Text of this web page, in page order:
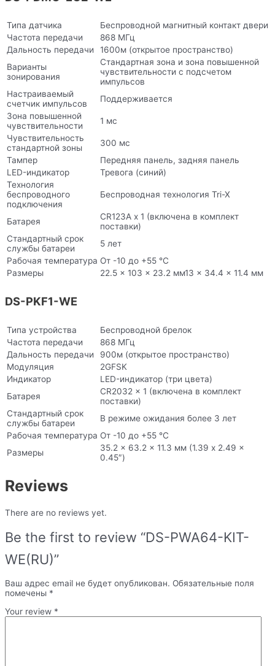
Типа датчика
Беспроводной магнитный контакт двери
Частота передачи
868 МГц
Дальность передачи
1600м (открытое пространство)
Варианты
зонирования
Стандартная зона и зона повышенной
чувствительности с подсчетом
импульсов
Настраиваемый
счетчик импульсов
Поддерживается
Зона повышенной
чувствительности
1 мс
Чувствительность
стандартной зоны
300 мс
Тампер
Передняя панель, задняя панель
LED-индикатор
Тревога (синий)
Технология
беспроводного
подключения
Беспроводная технология Tri-X
Батарея
CR123A x 1 (включена в комплект
поставки)
Стандартный срок
службы батареи
5 лет
Рабочая температура От -10 до +55 °C
Размеры
22.5 × 103 × 23.2 мм13 × 34.4 × 11.4 мм
DS-PKF1-WE
Типа устройства
Беспроводной брелок
Частота передачи
868 МГц
Дальность передачи
900м (открытое пространство)
Модуляция
2GFSK
Индикатор
LED-индикатор (три цвета)
Батарея
CR2032 x 1 (включена в комплект
поставки)
Стандартный срок
службы батареи
В режиме ожидания более 3 лет
Рабочая температура От -10 до +55 °C
Размеры
35.2 x 63.2 x 11.3 мм (1.39 x 2.49 x
0.45″)
Reviews
There are no reviews yet.
Be the first to review “DS-PWA64-KIT-
WE(RU)”
Ваш адрес email не будет опубликован. Обязательные поля
помечены *
Your review *